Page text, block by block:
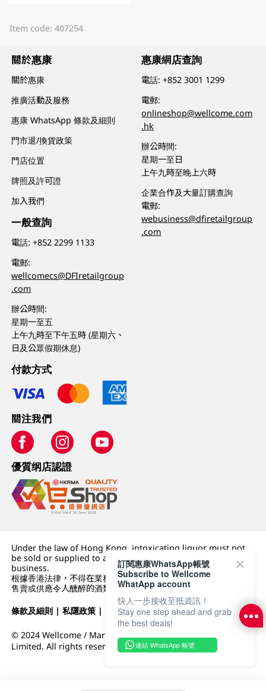
Item code: 407254
關於惠康
關於惠康
推廣活動及服務
惠康 WhatsApp 條款及細則
門市退/換貨政策
門店位置
牌照及許可證
加入我們
一般查詢
電話:+852 2299 1133
電郵:
wellcomecs@DFIretailgroup
.com
辦公時間:
星期一至五
上午九時至下午五時 (星期六、
日及公眾假期休息)
惠康網店查詢
電話:+852 3001 1299
電郵:
onlineshop@wellcome.com
.hk
辦公時間:
星期一至日
上午九時至晚上六時
企業合作及大量訂購查詢
電郵:
webusiness@dfiretailgroup
.com
付款方式
關注我們
優質纲店認證
Under the law of Hong Kong, intoxicating liquor must not
be sold or supplied to a minor (under 18) in the course of
business.
根據香港法律，不得在業務過程中，向未成年人 (18 歲以下人士)
售賣或供應令人醺醉的酒類。
條款及細則 |私隱政策 | DFI零售集團
© 2024 Wellcome / Market Place. The Dairy Farm Company
Limited. All rights reserved.
訂閱惠康WhatsApp帳號
Subscribe to Wellcome
WhatApp account
快人一步接收至抵資訊！
Stay one step ahead and grab
the best deals!
連結 WhatsApp 帳號